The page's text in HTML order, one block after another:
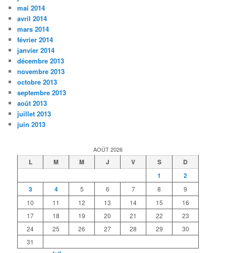
mai 2014
avril 2014
mars 2014
février 2014
janvier 2014
décembre 2013
novembre 2013
octobre 2013
septembre 2013
août 2013
juillet 2013
juin 2013
AOÛT 2026
L M M J V S
D
1
2
3
4 5 6 7 8
9
10
11 12 13 14 15
16
17
18 19 20 21 22
23
24
25 26 27 28 29
30
31